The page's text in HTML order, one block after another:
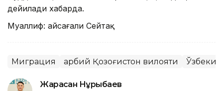
дейилади хабарда.
Муаллиф: Ғайсағали Сейтақ
Миграция Ғарбий Қозоғистон вилояти
Жарасқан Нұрыбаев